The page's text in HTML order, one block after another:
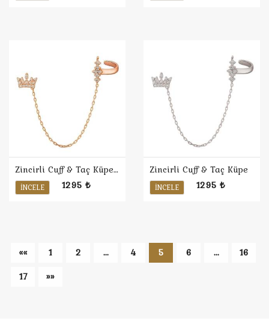
Zincirli Cuff & Taç Küpe / Rose
İNCELE 1295 ₺
Zincirli Cuff & Taç Küpe
İNCELE 1295 ₺
«« 1 2 ... 4 5 6 ...
16
17
»»